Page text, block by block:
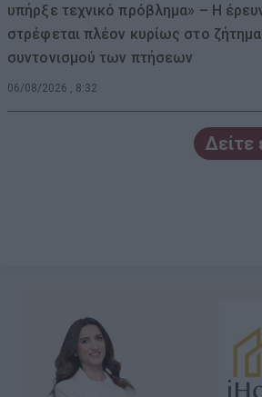
υπήρξε τεχνικό πρόβλημα» – Η
στρέφεται πλέον κυρίως στο
συντονισμού των πτήσεων
06/08/2026 , 8:32
Δείτε